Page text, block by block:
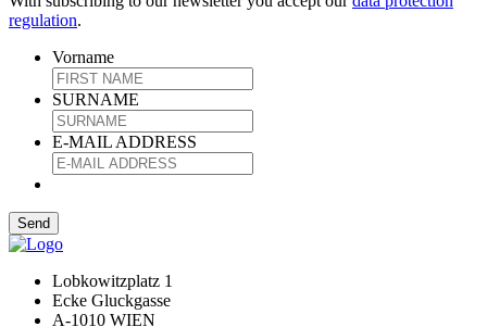
regulation.
Vorname
SURNAME
E-MAIL ADDRESS
Lobkowitzplatz 1
Ecke Gluckgasse
A-1010 WIEN